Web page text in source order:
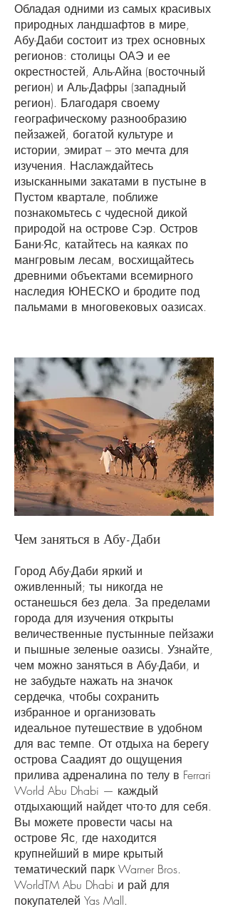
Обладая одними из самых красивых
природных ландшафтов в мире,
Абу-Даби состоит из трех основных
регионов: столицы ОАЭ и ее
окрестностей, Аль-Айна (восточный
регион) и Аль-Дафры (западный
регион). Благодаря своему
географическому разнообразию
пейзажей, богатой культуре и
истории, эмират – это мечта для
изучения. Наслаждайтесь
изысканными закатами в пустыне в
Пустом квартале, поближе
познакомьтесь с чудесной дикой
природой на острове Сэр. Остров
Бани-Яс, катайтесь на каяках по
мангровым лесам, восхищайтесь
древними объектами всемирного
наследия ЮНЕСКО и бродите под
пальмами в многовековых оазисах.
Чем заняться в Абу-Даби
Город Абу-Даби яркий и
оживленный; ты никогда не
останешься без дела. За пределами
города для изучения открыты
величественные пустынные пейзажи
и пышные зеленые оазисы. Узнайте,
чем можно заняться в Абу-Даби, и
не забудьте нажать на значок
сердечка, чтобы сохранить
избранное и организовать
идеальное путешествие в удобном
для вас темпе. От отдыха на берегу
острова Саадият до ощущения
прилива адреналина по телу в Ferrari
World Abu Dhabi — каждый
отдыхающий найдет что-то для себя.
Вы можете провести часы на
острове Яс, где находится
крупнейший в мире крытый
тематический парк Warner Bros.
WorldTM Abu Dhabi и рай для
покупателей Yas Mall.